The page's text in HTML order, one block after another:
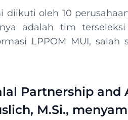
diikuti oleh 10
adalah tim
LPPOM MUI, salah
Partnership and
M.Si.,